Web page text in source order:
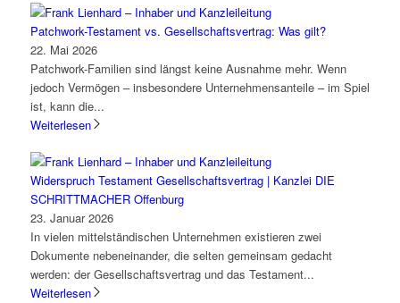
Patchwork-Testament vs. Gesellschaftsvertrag: Was gilt?
22. Mai 2026
Patchwork-Familien sind längst keine Ausnahme mehr. Wenn
jedoch Vermögen – insbesondere Unternehmensanteile – im Spiel
ist, kann die...
Weiterlesen
Widerspruch Testament Gesellschaftsvertrag | Kanzlei DIE
SCHRITTMACHER Offenburg
23. Januar 2026
In vielen mittelständischen Unternehmen existieren zwei
Dokumente nebeneinander, die selten gemeinsam gedacht
werden: der Gesellschaftsvertrag und das Testament...
Weiterlesen